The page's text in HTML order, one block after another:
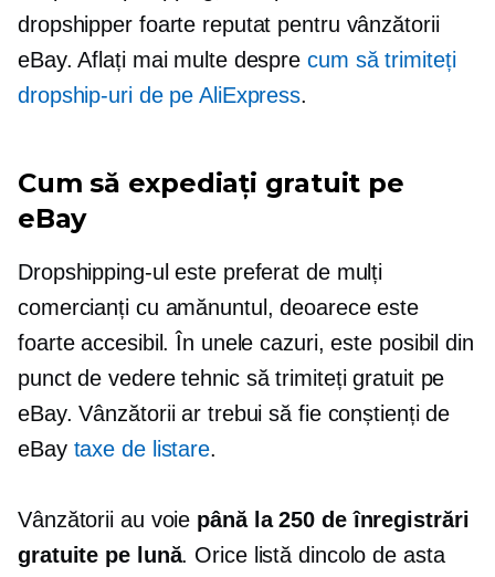
dropshipper foarte reputat pentru vânzătorii
eBay. Aflați mai multe despre cum să trimiteți
dropship-uri de pe AliExpress.
Cum să expediați gratuit pe
eBay
Dropshipping-ul este preferat de mulți
comercianți cu amănuntul, deoarece este
foarte accesibil. În unele cazuri, este posibil din
punct de vedere tehnic să trimiteți gratuit pe
eBay. Vânzătorii ar trebui să fie conștienți de
eBay taxe de listare.
Vânzătorii au voie până la 250 de înregistrări
gratuite pe lună. Orice listă dincolo de asta